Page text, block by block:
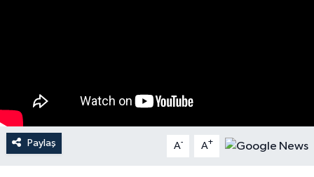
Paylaş A- A+
Sürmanşet